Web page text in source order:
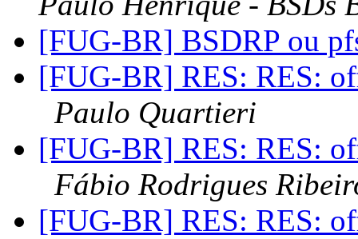
[FUG-BR] BSDRP ou
[FUG-BR] RES: RES:
Paulo Quartieri
[FUG-BR] RES: RES:
Fábio Rodrigues
[FUG-BR] RES: RES: